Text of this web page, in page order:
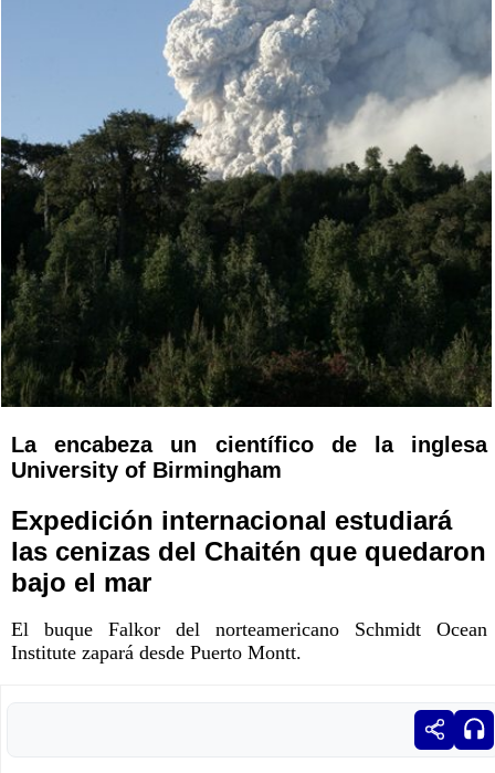
La encabeza un científico de la inglesa
University of Birmingham
Expedición internacional estudiará
las cenizas del Chaitén que quedaron
bajo el mar
El buque Falkor del norteamericano Schmidt Ocean
Institute zapará desde Puerto Montt.